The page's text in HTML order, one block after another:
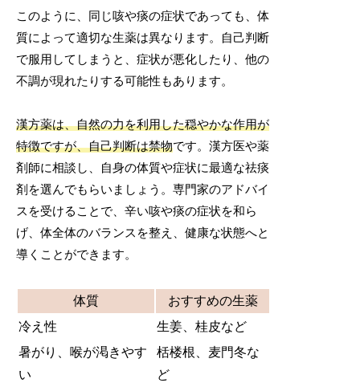
このように、同じ咳や痰の症状であっても、体
質によって適切な生薬は異なります。自己判断
で服用してしまうと、症状が悪化したり、他の
不調が現れたりする可能性もあります。
漢方薬は、自然の力を利用した穏やかな作用が
特徴ですが、自己判断は禁物です。漢方医や薬
剤師に相談し、自身の体質や症状に最適な祛痰
剤を選んでもらいましょう。専門家のアドバイ
スを受けることで、辛い咳や痰の症状を和ら
げ、体全体のバランスを整え、健康な状態へと
導くことができます。
体質
おすすめの生薬
冷え性
生姜、桂皮など
暑がり、喉が渇きやす
い
栝楼根、麦門冬な
ど